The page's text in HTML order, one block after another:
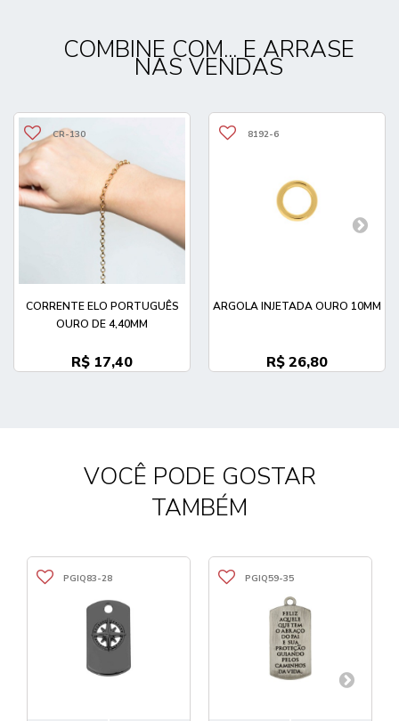
COMBINE COM... E ARRASE
NAS VENDAS
CR-130
CORRENTE ELO PORTUGUÊS
OURO DE 4,40MM
R$ 17,40
8192-6
ARGOLA INJETADA OURO 10MM
R$ 26,80
VOCÊ PODE GOSTAR
TAMBÉM
PGIQ83-28 PGIQ59-35